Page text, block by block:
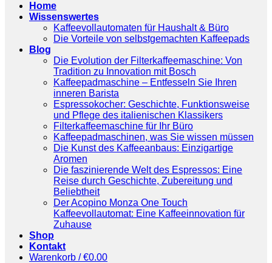
Home
Wissenswertes
Kaffeevollautomaten für Haushalt & Büro
Die Vorteile von selbstgemachten Kaffeepads
Blog
Die Evolution der Filterkaffeemaschine: Von
Tradition zu Innovation mit Bosch
Kaffeepadmaschine – Entfesseln Sie Ihren
inneren Barista
Espressokocher: Geschichte, Funktionsweise
und Pflege des italienischen Klassikers
Filterkaffeemaschine für Ihr Büro
Kaffeepadmaschinen, was Sie wissen müssen
Die Kunst des Kaffeeanbaus: Einzigartige
Aromen
Die faszinierende Welt des Espressos: Eine
Reise durch Geschichte, Zubereitung und
Beliebtheit
Der Acopino Monza One Touch
Kaffeevollautomat: Eine Kaffeeinnovation für
Zuhause
Shop
Kontakt
Warenkorb /€0.00